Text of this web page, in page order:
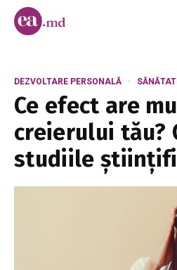
DEZVOLTARE PERSONALĂ
Ce efect are
creierului tău?
studiile